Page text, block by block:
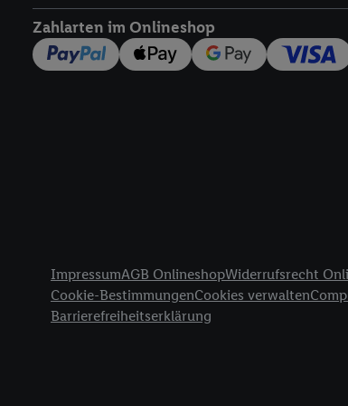
Zahlarten im Onlineshop
ImpressumAGB OnlineshopWiderrufsrecht
Cookie-BestimmungenCookies verwalten
Barrierefreiheitserklärung
widerrufen -
die Lidl-
Durch einen
jederzeit
Messung
Zugriff